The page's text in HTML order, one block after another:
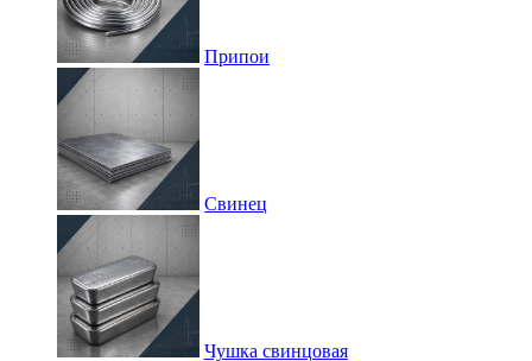
Припои
Свинец
Чушка свинцовая